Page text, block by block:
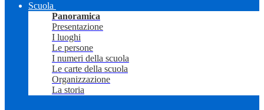
Scuola
Panoramica
Presentazione
I luoghi
Le persone
I numeri della scuola
Le carte della scuola
Organizzazione
La storia